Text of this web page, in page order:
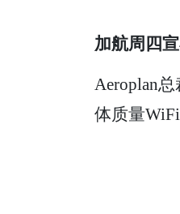
加航周四
Aeroplan
体质量